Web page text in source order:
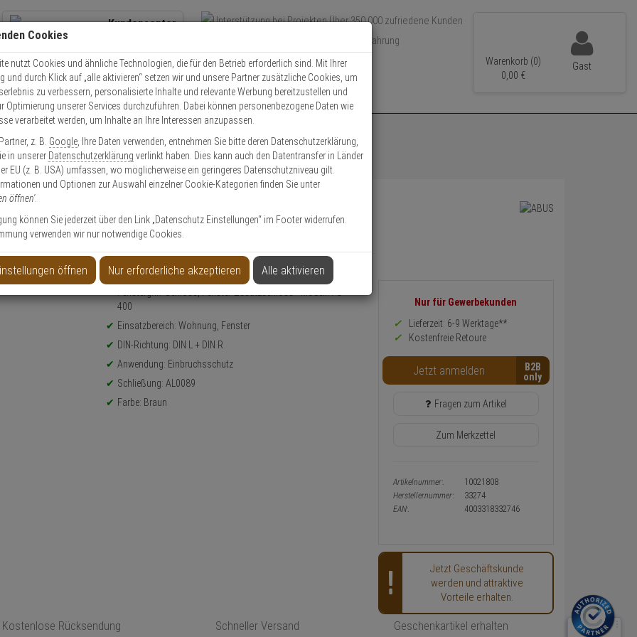
Kundencenter
Kontaktservice nutzen
Mo. - Do.: 8:00 - 16:30 Fr. 8:00 - 14:00 Uhr
Über 350.000 zufriedene Kunden
Über 15 Jahre Erfahrung
Schneller Versand
Warenkorb (0)
0, 00 €
Gast
Abus FO400A B AL0089 Alarm Fensterschloss braun
braun
400
Einsatzbereich: Wohnung, Fenster
DIN-Richtung: DIN L + DIN R
Anwendung: Einbruchsschutz
Schließung: AL0089
Farbe: Braun
Informationen
Preis,
Verfügbakeit
Warenkorb-
oder
Konfigurieren-
Nur für Gewerbekunden
Lieferzeit: 6-9 Werktage**
Kostenfreie Retoure
Jetzt anmelden B2B
Fragen zum Artikel
Zum Merkzettel
Artikelnummer:
10021808
Herstellernummer:
33274
EAN:
4003318332746
Jetzt Geschäftskunde
werden und attraktive
Vorteile erhalten.
Kostenlose Rücksendung Schneller Versand Geschenkartikel erhalten
Cookies
nutzt Cookies und ähnliche Technologien, die für den Betrieb erforderlich sind. Mit Ihrer
und durch Klick auf „alle aktivieren“ setzen wir und unsere Partner zusätzliche Cookies, um
zu verbessern, personalisierte Inhalte und relevante Werbung bereitzustellen und
Optimierung unserer Services durchzuführen. Dabei können personenbezogene Daten wie
verarbeitet werden, um Inhalte an Ihre Interessen anzupassen.
z. B. Google , Ihre Daten verwenden, entnehmen Sie bitte deren Datenschutzerklärung,
in unserer Datenschutzerklärung verlinkt haben. Dies kann auch den Datentransfer in Länder
EU (z. B. USA) umfassen, wo möglicherweise ein geringeres Datenschutzniveau gilt.
und Optionen zur Auswahl einzelner Cookie-Kategorien finden Sie unter
öffnen'.
können Sie jederzeit über den Link „Datenschutz Einstellungen“ im Footer widerrufen.
verwenden wir nur notwendige Cookies.
öffnen Nur erforderliche akzeptieren Alle aktivieren